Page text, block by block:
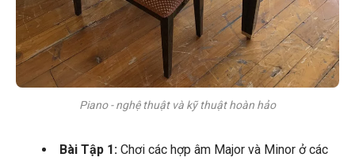
Piano - nghệ thuật và kỹ thuật hoàn hảo
Bài Tập 1: Chơi các hợp âm Major và Minor ở các